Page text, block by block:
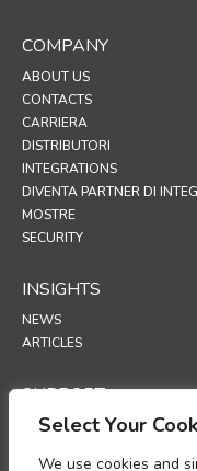
Select Your
We use cookies and
COMPANY
ABOUT US
CONTACTS
CARRIERA
DISTRIBUTORI
INTEGRATIONS
DIVENTA PARTNER DI
MOSTRE
SECURITY
INSIGHTS
NEWS
ARTICLES
SUPPORT
TECHNICAL PORTAL